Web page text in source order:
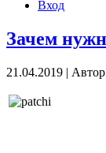
Вход
Зачем
21.04.2019 |